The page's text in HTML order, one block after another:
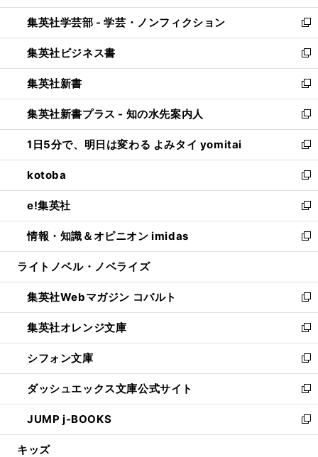
開
く
ウ
で
開
く
ン
ド
ウ
で
開
く
ウ
ィ
ン
ド
ウ
で
開
く
集英社学芸部 - 学芸・ノンフィクション
新
し
い
ウ
ィ
ン
ド
ウ
で
開
く
集英社ビジネス書
新
し
い
ウ
ィ
ン
ド
ウ
で
開
く
集英社新書
新
し
い
ウ
ィ
ン
ド
ウ
で
開
く
集英社新書プラス - 知の水先案内人
新
し
い
ウ
ィ
ン
ド
ウ
で
開
1日5分で、明日は変わる よみタイ yomitai
新
し
い
ウ
ィ
ン
ド
ウ
開
く
kotoba
新
し
い
ウ
ィ
ン
ウ
で
開
く
e!集英社
新
し
い
ウ
ン
ド
ウ
で
開
く
情報・知識＆オピニオン imidas
新
し
ウ
ィ
ン
ド
ウ
で
開
く
ライトノベル・ノベライズ
集英社Webマガジン コバルト
新
し
い
ウ
ィ
ン
ド
ウ
で
開
集英社オレンジ文庫
新
し
い
ウ
ィ
ン
ド
ウ
シフォン文庫
新
し
い
ウ
ィ
ン
ダッシュエックス文庫公式サイト
新
し
い
ウ
JUMP j-BOOKS
新
し
キッズ